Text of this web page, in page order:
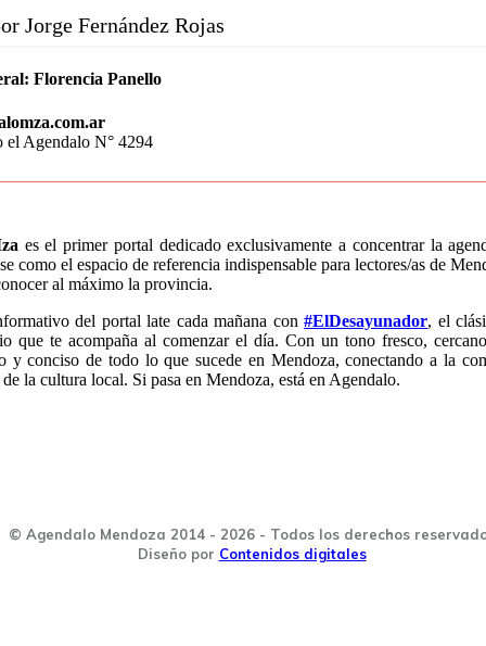
Jorge Fernández Rojas
Florencia Panello
el Agendalo N° 4294
es el primer portal dedicado exclusivamente a concentrar la
como el espacio de referencia indispensable para lectores/as de
al máximo la provincia.
del portal late cada mañana con#ElDesayunador, el
que te acompaña al comenzar el día. Con un tono fresco,
y conciso de todo lo que sucede en Mendoza, conectando a la
la cultura local. Si pasa en Mendoza, está en Agendalo.
© Agendalo Mendoza 2014 - 2026 - Todos los derechos
Diseño por Contenidos digitales